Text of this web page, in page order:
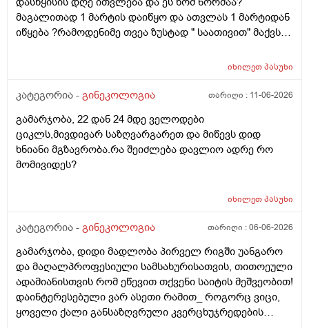
უნდაცკვების სახით რომ ვმართო ციკლის დღეები?
პასუხიც მივიღე და არა, ყველაფერი ჩვეულებრივადაა
არც ჭარბი სისხლდება არ არის.ადრე რომ 7 დღემდე
მითხარით რომ შეიმოწმეთო ტიესეიჩი და კიდევ სხვა
ასაკი 40
მაგალითად 1 მარტის დაიწყო და ათვლას 1 მარტიდან
იწყება ?რამოდენიმე თვეა ზუსტად " საათივით" მაქვს
მეშინია კიდევ ხომ არ ჩამოიწევს? მინდა რომ 25 ან
განმავლობაში ? შესაძლოა ისევ 23 ან 25 დღიანი
რამეა.ზოგადად წლებია აუტოიმონური თირეოდიტი
მაქვს.ხშირად მაქვს სანერვიულო.რითი შეიძლება
უნდაცკვების სახით რომ ვმართო ციკლის დღეები?
იხილეთპასუხი
კატეგორია - გინეკოლოგია თარიღი : 11-06-2026
გამარჯობა, 22 დან 24 მდე ველოდები
ციკლს,მივდივარ საზღვარგარეთ და მიწევს დიდ
ხნიანი მგზავრობა.რა შეიძლება დავლიო ადრე რო
მომივიდეს?
იხილეთპასუხი
კატეგორია - გინეკოლოგია თარიღი :06-06-2026
გამარჯობა, დიდი მადლობა პირველ რიგში უანგარო
და მაღალპროფესიული სამსახურისათვის, თითოეული
ადამიანისთვის რომ ეწევით თქვენი საიტის მეშვეობით!
დაინტერესებული ვარ ასეთი რამით_ როგორც ვიცი,
ყოველი ქალი განსაზღვრული კვერცხუჯრედების